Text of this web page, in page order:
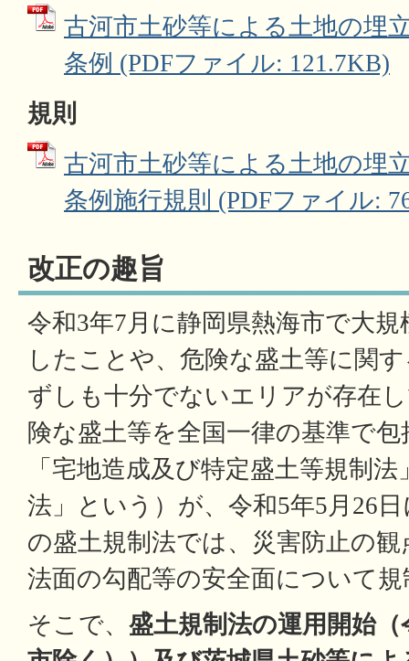
古河市土砂等による土地の埋
条例 (PDFファイル: 121.7KB)
規則
古河市土砂等による土地の埋
条例施行規則 (PDFファイル:
改正の趣旨
令和3年7月に静岡県熱海市で大
したことや、危険な盛土等に関
ずしも十分でないエリアが存在
険な盛土等を全国一律の基準で
「宅地造成及び特定盛土等規制
法」という）が、令和5年5月26
の盛土規制法では、災害防止の
法面の勾配等の安全面について
そこで、 盛土規制法の運用開始